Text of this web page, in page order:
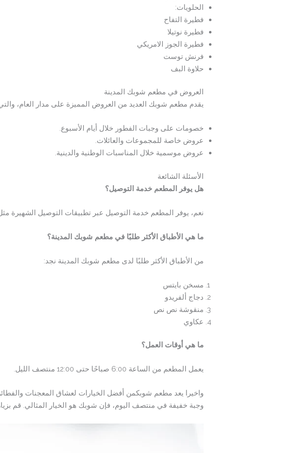
الحلويات:
فطيرة التفاح
فطيرة نوتيلا
فطيرة الجوز الامريكي
فرنش توست
حلاوة البف
العروض في مطعم شوبك المدينة
يقدم مطعم شوبك العديد من العروض المميزة على مدار العام،
خصومات على وجبات الفطور خلال أيام الأسبوع.
عروض خاصة للمجموعات والعائلات.
عروض موسمية خلال المناسبات الوطنية والدينية.
الأسئلة الشائعة
هل يوفر المطعم خدمة التوصيل؟
نعم، يوفر المطعم خدمة التوصيل عبر تطبيقات التوصيل الشهيرة
ما هي الأطباق الأكثر طلبًا في مطعم شوبك المدينة؟
من الأطباق الأكثر طلبًا لدى مطعم شوبك المدينة نجد:
مسخن بايتس
دجاج ألفريدو
منقوشة نص نص
عكاوي
ما هي أوقات العمل؟
يعمل المطعم من الساعة 6:00 صباحًا حتى 12:00 منتصف الليل.
واخيرا يعد مطعم شوبكمن أفضل الخيارات لعشاق المعجنات
وجبة خفيفة في منتصف اليوم، فإن شوبك هو الخيار المثالي. قم